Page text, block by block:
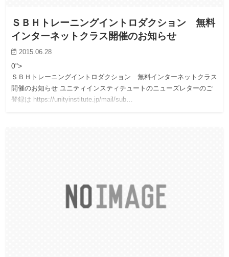
ＳＢＨトレーニングイントロダクション 無料
インターネットクラス開催のお知らせ
2015.06.28
0">
ＳＢＨトレーニングイントロダクション 無料インターネットクラス
開催のお知らせ ユニティインスティチュートのニューズレターのご
登録は https://unityinstitute.jp/mail/sub…